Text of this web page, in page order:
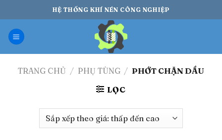
qua
nội
dung
HỆ THỐNG KHÍ NÉN CÔNG NGHIỆP
TRANG CHỦ / PHỤ TÙNG / PHỚT CHẶN DẦU
LỌC